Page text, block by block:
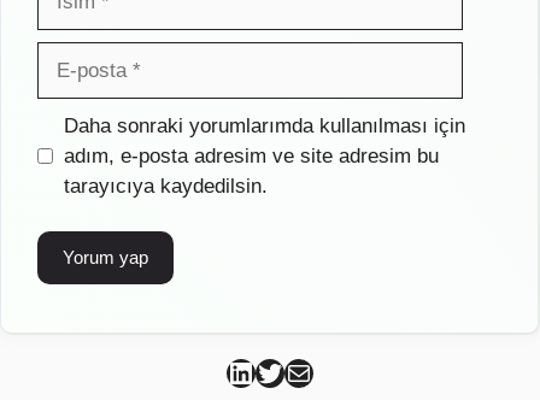
posta
İnternet
sitesi
Daha sonraki yorumlarımda kullanılması için
adım, e-posta adresim ve site adresim bu
tarayıcıya kaydedilsin.
Can Kütahya Linkedin
Can Kütahya Twitter
Can Kütahya Mail